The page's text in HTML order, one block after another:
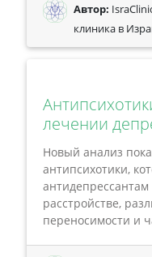
Автор:
клиника в
лечении
Новый анализ
антипсихотики,
расстройстве,
переносимости и